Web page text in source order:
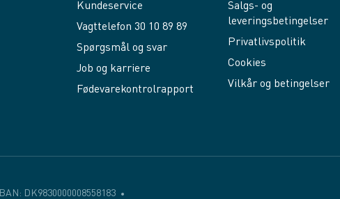
Kundeservice
Vagttelefon 30 10 89 89
Spørgsmål og svar
Job og karriere
Fødevarekontrolrapport
Salgs- og
leveringsbetingelser
Privatlivspolitik
Cookies
Vilkår og betingelser
IBAN: DK9830000008558183